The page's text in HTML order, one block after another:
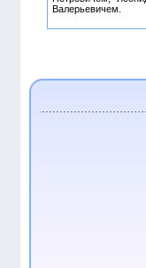
Валерьевичем.